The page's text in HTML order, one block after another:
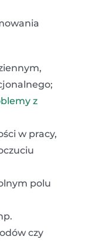
z
w pracy,
polu
czy